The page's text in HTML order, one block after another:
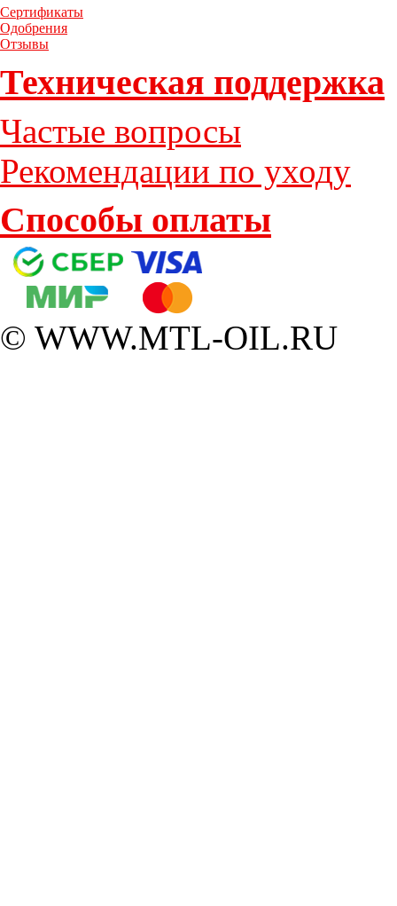
Сертификаты
Одобрения
Отзывы
Техническая поддержка
Частые вопросы
Рекомендации по уходу
Способы оплаты
© WWW.MTL-OIL.RU